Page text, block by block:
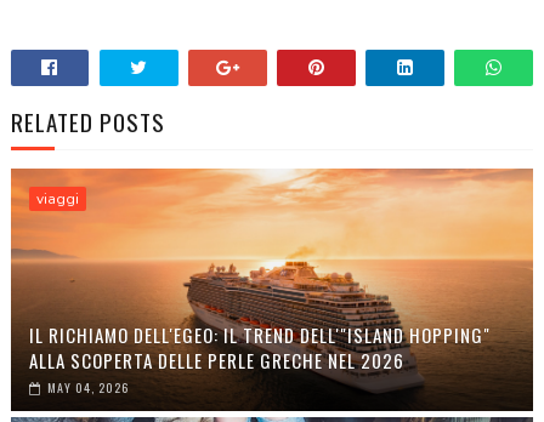
RELATED POSTS
viaggi
IL RICHIAMO DELL'EGEO: IL TREND DELL'"ISLAND HOPPING"
ALLA SCOPERTA DELLE PERLE GRECHE NEL 2026
MAY 04, 2026